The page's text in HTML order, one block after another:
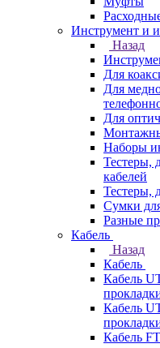
Инструмент и
Назад
Для
Для
Для
Наборы
Тестеры,
кабелей
Тестеры,
Сумки
Разные
Кабель
Назад
Кабель
Кабель
Кабель
Кабель